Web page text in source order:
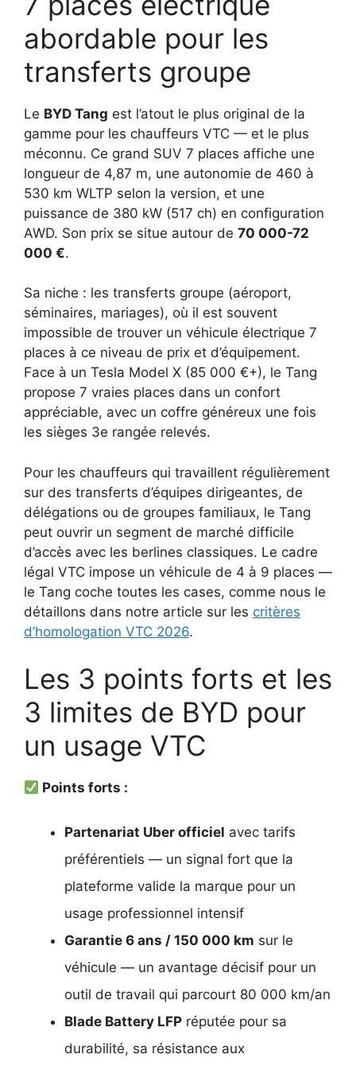
abordable pour les
transferts groupe
Le BYD Tang est l’atout le plus original de la
gamme pour les chauffeurs VTC — et le plus
méconnu. Ce grand SUV 7 places affiche une
longueur de 4,87 m, une autonomie de 460 à
530 km WLTP selon la version, et une
puissance de 380 kW (517 ch) en configuration
AWD. Son prix se situe autour de 70 000-72
000 €.
Sa niche : les transferts groupe (aéroport,
séminaires, mariages), où il est souvent
impossible de trouver un véhicule électrique 7
places à ce niveau de prix et d’équipement.
Face à un Tesla Model X (85 000 €+), le Tang
propose 7 vraies places dans un confort
appréciable, avec un coffre généreux une fois
les sièges 3e rangée relevés.
Pour les chauffeurs qui travaillent régulièrement
sur des transferts d’équipes dirigeantes, de
délégations ou de groupes familiaux, le Tang
peut ouvrir un segment de marché difficile
d’accès avec les berlines classiques. Le cadre
légal VTC impose un véhicule de 4 à 9 places —
le Tang coche toutes les cases, comme nous le
détaillons dans notre article sur les critères
d’homologation VTC 2026.
Les 3 points forts et les
3 limites de BYD pour
un usage VTC
Points forts :
Partenariat Uber officiel avec tarifs
préférentiels — un signal fort que la
plateforme valide la marque pour un
usage professionnel intensif
Garantie 6 ans / 150 000 km sur le
véhicule — un avantage décisif pour un
outil de travail qui parcourt 80 000 km/an
Blade Battery LFP réputée pour sa
durabilité, sa résistance aux